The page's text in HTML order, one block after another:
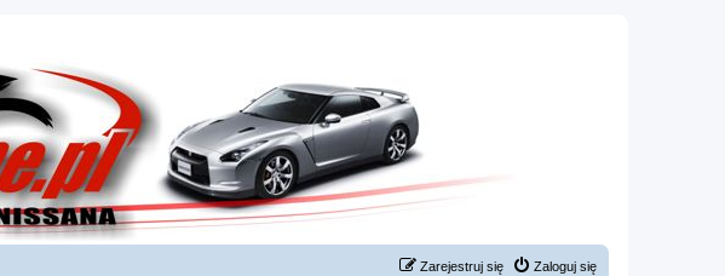
Zaloguj się
Zarejestruj się